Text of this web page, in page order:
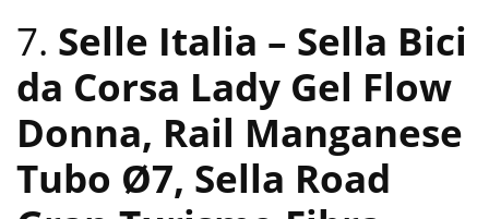
7. Selle Italia – Sella Bici
da Corsa Lady Gel Flow
Donna, Rail Manganese
Tubo Ø7, Sella Road